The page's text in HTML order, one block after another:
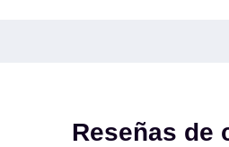
Reseñas de